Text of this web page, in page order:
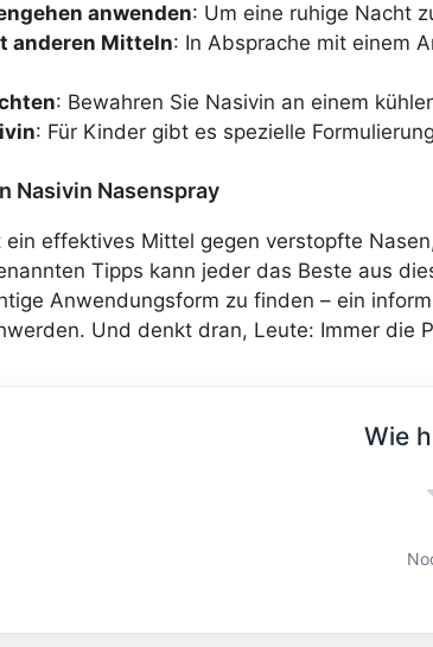
anwenden: Um eine ruhige Nacht
anderen Mitteln: In Absprache mit einem
: Bewahren Sie Nasivin an einem
: Für Kinder gibt es spezielle
Nasivin Nasenspray
ein effektives Mittel gegen verstopfte
Tipps kann jeder das Beste aus
Anwendungsform zu finden – ein
Und denkt dran, Leute: Immer die
Wie